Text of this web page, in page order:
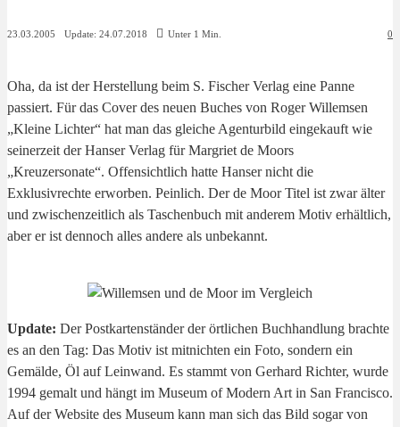
23.03.2005 Update: 24.07.2018 Unter 1 Min. 0
Oha, da ist der Herstellung beim S. Fischer Verlag eine Panne
passiert. Für das Cover des neuen Buches von Roger Willemsen
„Kleine Lichter“ hat man das gleiche Agenturbild eingekauft wie
seinerzeit der Hanser Verlag für Margriet de Moors
„Kreuzersonate“. Offensichtlich hatte Hanser nicht die
Exklusivrechte erworben. Peinlich. Der de Moor Titel ist zwar älter
und zwischenzeitlich als Taschenbuch mit anderem Motiv erhältlich,
aber er ist dennoch alles andere als unbekannt.
Update: Der Postkartenständer der örtlichen Buchhandlung brachte
es an den Tag: Das Motiv ist mitnichten ein Foto, sondern ein
Gemälde, Öl auf Leinwand. Es stammt von Gerhard Richter, wurde
1994 gemalt und hängt im Museum of Modern Art in San Francisco.
Auf der Website des Museum kann man sich das Bild sogar von